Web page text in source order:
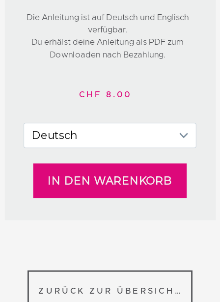
Die Anleitung ist auf Deutsch und Englisch
verfügbar.
Du erhälst deine Anleitung als PDF zum
Downloaden nach Bezahlung.
CHF 8.00
ZURÜCK ZUR ÜBERSICHT